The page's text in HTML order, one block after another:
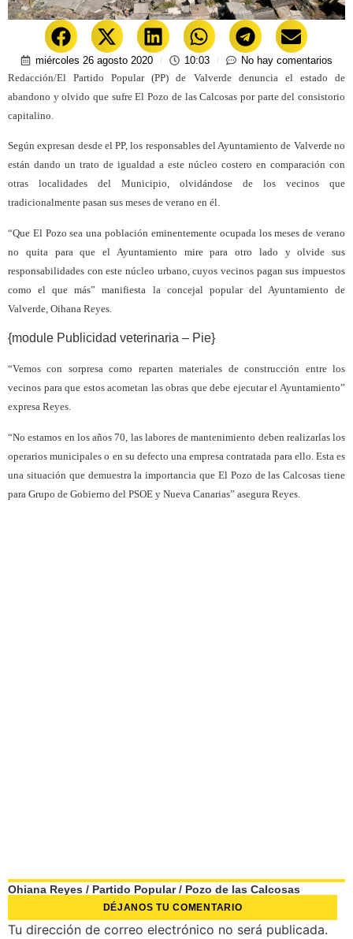
miércoles 26 agosto 2020 10:03
No hay comentarios
Redacción/El Partido Popular (PP) de Valverde denuncia el estado de
abandono y olvido que sufre El Pozo de las Calcosas por parte del consistorio
capitalino.
Según expresan desde el PP, los responsables del Ayuntamiento de Valverde no
están dando un trato de igualdad a este núcleo costero en comparación con
otras localidades del Municipio, olvidándose de los vecinos que
tradicionalmente pasan sus meses de verano en él.
“Que El Pozo sea una población eminentemente ocupada los meses de verano
no quita para que el Ayuntamiento mire para otro lado y olvide sus
responsabilidades con este núcleo urbano, cuyos vecinos pagan sus impuestos
como el que más” manifiesta la concejal popular del Ayuntamiento de
Valverde, Oihana Reyes.
{module Publicidad veterinaria – Pie}
“Vemos con sorpresa como reparten materiales de construcción entre los
vecinos para que estos acometan las obras que debe ejecutar el Ayuntamiento”
expresa Reyes.
“No estamos en los años 70, las labores de mantenimiento deben realizarlas los
operarios municipales o en su defecto una empresa contratada para ello. Esta es
una situación que demuestra la importancia que El Pozo de las Calcosas tiene
para Grupo de Gobierno del PSOE y Nueva Canarias” asegura Reyes.
Ohiana Reyes / Partido Popular/ Pozo de las Calcosas
DÉJANOS TU COMENTARIO
Tu dirección de correo electrónico no será publicada.